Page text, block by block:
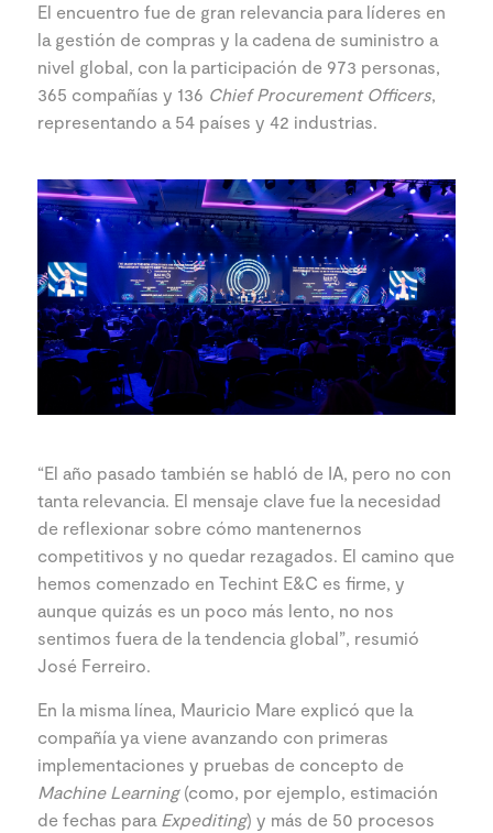
El encuentro fue de gran relevancia para líderes en
la gestión de compras y la cadena de suministro a
nivel global, con la participación de 973 personas,
365 compañías y 136 Chief Procurement Officers,
representando a 54 países y 42 industrias.
“El año pasado también se habló de IA, pero no con
tanta relevancia. El mensaje clave fue la necesidad
de reflexionar sobre cómo mantenernos
competitivos y no quedar rezagados. El camino que
hemos comenzado en Techint E&C es firme, y
aunque quizás es un poco más lento, no nos
sentimos fuera de la tendencia global”, resumió
José Ferreiro.
En la misma línea, Mauricio Mare explicó que la
compañía ya viene avanzando con primeras
implementaciones y pruebas de concepto de
Machine Learning(como, por ejemplo, estimación
de fechas para Expediting) y más de 50 procesos